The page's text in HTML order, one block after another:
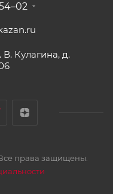
В. Кулагина, д.
права защищены.